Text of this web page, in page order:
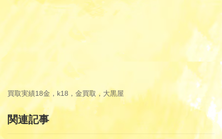
買取実績18金，k18，金買取，大黒屋
関連記事